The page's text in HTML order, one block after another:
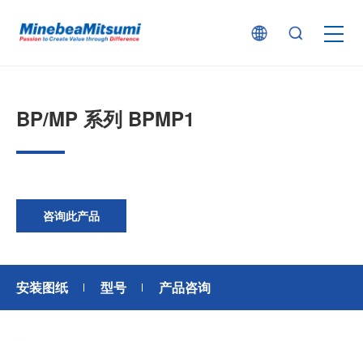
BP/MP 系列 BPMP1
咨询此产品
安装图纸 型号 产品咨询